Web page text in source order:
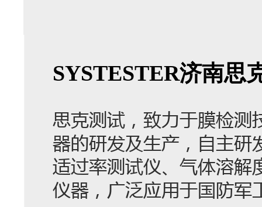
SYSTESTER济南思
思克测试，致力于膜检测
器的研发及生产，自主研
适过率测试仪、气体溶解
仪器，广泛应用于国防军